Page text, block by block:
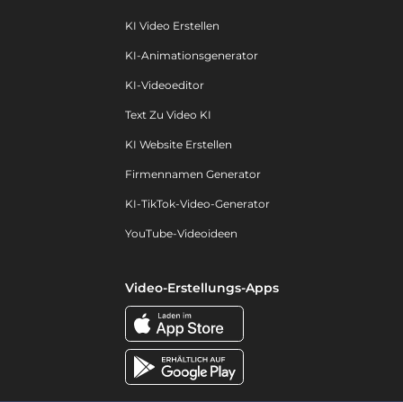
KI Video Erstellen
KI-Animationsgenerator
KI-Videoeditor
Text Zu Video KI
KI Website Erstellen
Firmennamen Generator
KI-TikTok-Video-Generator
YouTube-Videoideen
Video-Erstellungs-Apps